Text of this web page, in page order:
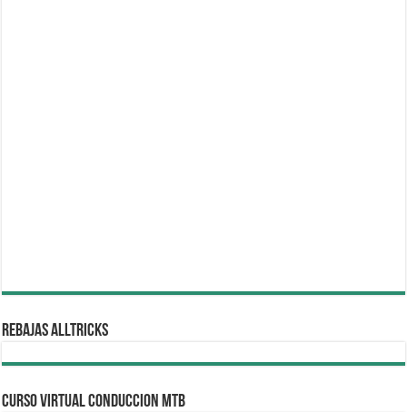
REBAJAS ALLTRICKS
CURSO VIRTUAL CONDUCCION MTB